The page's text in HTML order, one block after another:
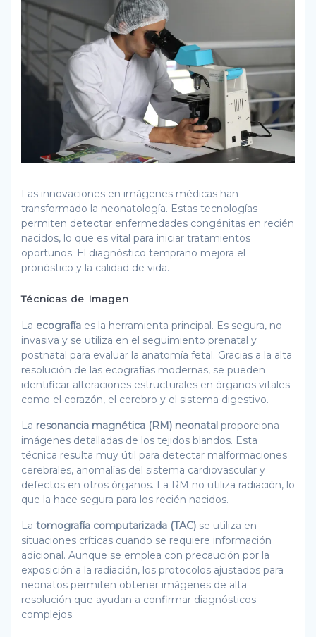
Las innovaciones en imágenes médicas han
transformado la neonatología. Estas tecnologías
permiten detectar enfermedades congénitas en recién
nacidos, lo que es vital para iniciar tratamientos
oportunos. El diagnóstico temprano mejora el
pronóstico y la calidad de vida.
Técnicas de Imagen
La ecografía es la herramienta principal. Es segura, no
invasiva y se utiliza en el seguimiento prenatal y
postnatal para evaluar la anatomía fetal. Gracias a la alta
resolución de las ecografías modernas, se pueden
identificar alteraciones estructurales en órganos vitales
como el corazón, el cerebro y el sistema digestivo.
La resonancia magnética (RM) neonatal proporciona
imágenes detalladas de los tejidos blandos. Esta
técnica resulta muy útil para detectar malformaciones
cerebrales, anomalías del sistema cardiovascular y
defectos en otros órganos. La RM no utiliza radiación, lo
que la hace segura para los recién nacidos.
La tomografía computarizada (TAC) se utiliza en
situaciones críticas cuando se requiere información
adicional. Aunque se emplea con precaución por la
exposición a la radiación, los protocolos ajustados para
neonatos permiten obtener imágenes de alta
resolución que ayudan a confirmar diagnósticos
complejos.